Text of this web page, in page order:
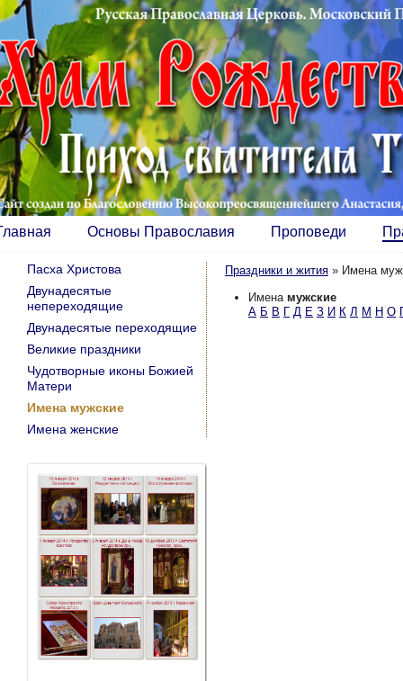
Основы Православия Проповеди
Праздники и жития » Имена
Имена мужские
А Б В Г Д Е З И К Л М Н О
Пасха Христова
Двунадесятые
непереходящие
Двунадесятые переходящие
Великие праздники
Чудотворные иконы Божией
Матери
Имена мужские
Имена женские